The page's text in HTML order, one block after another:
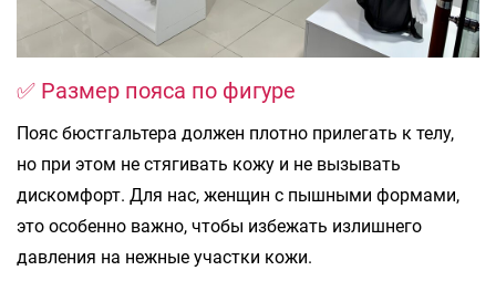
✅ Размер пояса по фигуре
Пояс бюстгальтера должен плотно прилегать к телу,
но при этом не стягивать кожу и не вызывать
дискомфорт. Для нас, женщин с пышными формами,
это особенно важно, чтобы избежать излишнего
давления на нежные участки кожи.